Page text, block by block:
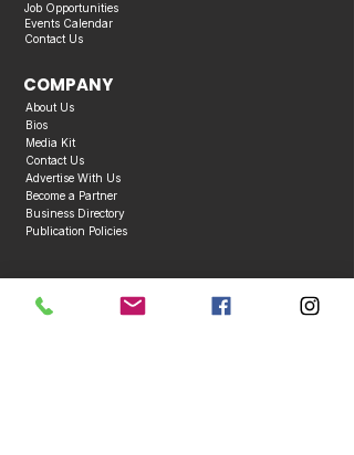
Job Opportunities
Events Calendar
Contact Us
COMPANY
About Us
Bios
Media Kit
Contact Us
Advertise With Us
Become a Partner
Business Directory
Publication Policies